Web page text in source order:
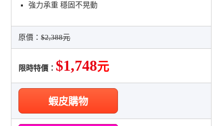
強力承重 穩固不晃動
原價：$2,388元
限時特價： $1,748元
蝦皮購物